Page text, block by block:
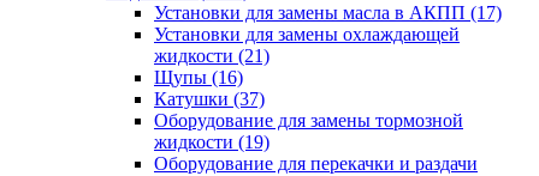
Установки для замены масла в АКПП (17)
Установки для замены охлаждающей
жидкости (21)
Щупы (16)
Катушки (37)
Оборудование для замены тормозной
жидкости (19)
Оборудование для перекачки и раздачи